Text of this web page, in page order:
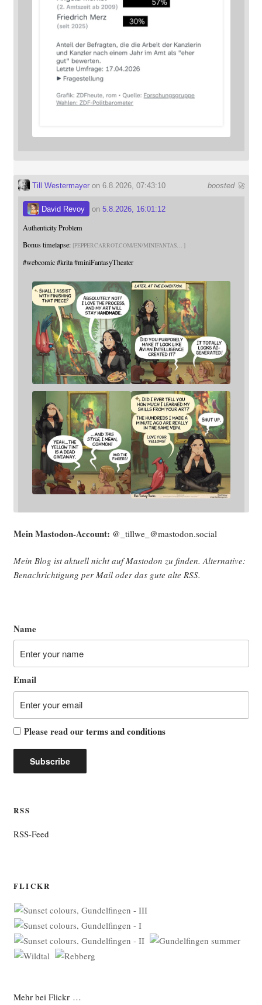
boosted 🚀
Till Westermayeron 6.8.2026, 07:43:10
David Revoy on 5.8.2026, 16:01:12
Authenticity Problem
Bonus timelapse: PEPPERCARROT.COM/EN/MINIFANTAS
#webcomic #krita #miniFantasyTheater
Mein Mast­o­don-Account: @_tillwe_@mastodon.social
Mein Blog ist aktu­ell nicht auf Mast­o­don zu fin­den. Alter­na­ti­ve:
Benach­rich­ti­gung per Mail oder das gute alte RSS.
Name
Email
Please read ourterms and conditions
RSS
RSS-Feed
FLICKR
Mehr bei Flickr …